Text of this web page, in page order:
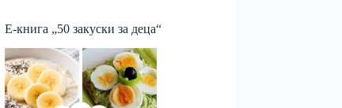
Е-книга „50 закуски за деца“